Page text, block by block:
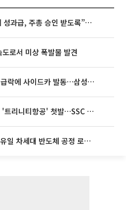
김정관 장관 “반도체 성과급, 주총 승인 받도록”…상법·자본시장법 개정 시사
로서 미상 폭발물 발견
코스피, 장중 5%대 급락에 사이드카 발동…삼성·SK 동반 폭락
티웨이항공, 새 이름 '트리니티항공' 첫발…SSC 전략 본격화
라온로보틱스, 국내 유일 차세대 반도체 공정 로봇 개발 ‘고객사 테스트 진행’